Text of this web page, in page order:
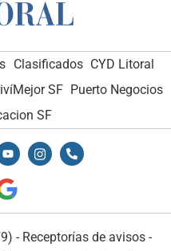
Clasificados CYD Litoral
SF Puerto Negocios
SF
- Receptorías de avisos -